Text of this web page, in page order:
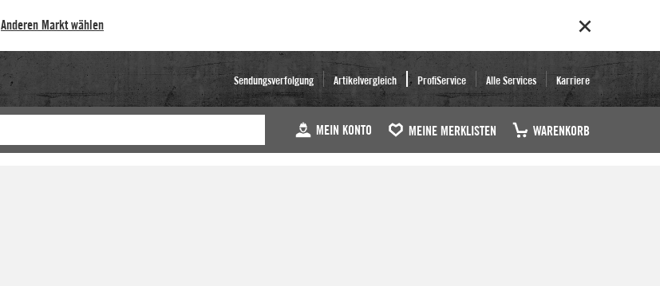
Anderen Markt wählen
Sendungsverfolgung Artikelvergleich ProfiService Alle Services Karriere
MEIN KONTO MEINE MERKLISTEN WARENKORB